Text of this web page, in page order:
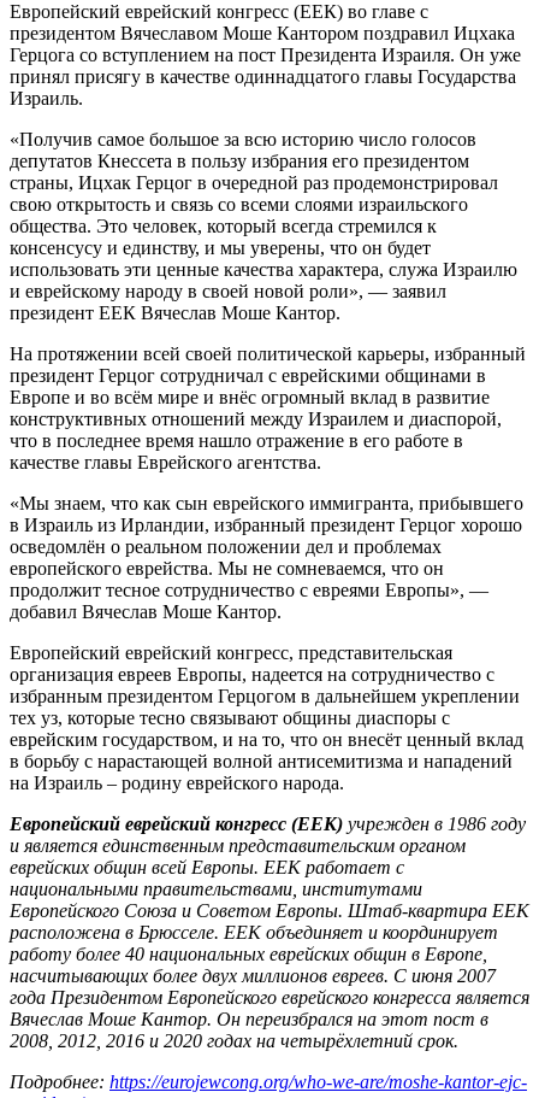
Европейский еврейский конгресс (ЕЕК) во главе с
президентом Вячеславом Моше Кантором поздравил Ицхака
Герцога со вступлением на пост Президента Израиля. Он уже
принял присягу в качестве одиннадцатого главы Государства
Израиль.
«Получив самое большое за всю историю число голосов
депутатов Кнессета в пользу избрания его президентом
страны, Ицхак Герцог в очередной раз продемонстрировал
свою открытость и связь со всеми слоями израильского
общества. Это человек, который всегда стремился к
консенсусу и единству, и мы уверены, что он будет
использовать эти ценные качества характера, служа Израилю
и еврейскому народу в своей новой роли», — заявил
президент ЕЕК Вячеслав Моше Кантор.
На протяжении всей своей политической карьеры, избранный
президент Герцог сотрудничал с еврейскими общинами в
Европе и во всём мире и внёс огромный вклад в развитие
конструктивных отношений между Израилем и диаспорой,
что в последнее время нашло отражение в его работе в
качестве главы Еврейского агентства.
«Мы знаем, что как сын еврейского иммигранта, прибывшего
в Израиль из Ирландии, избранный президент Герцог хорошо
осведомлён о реальном положении дел и проблемах
европейского еврейства. Мы не сомневаемся, что он
продолжит тесное сотрудничество с евреями Европы», —
добавил Вячеслав Моше Кантор.
Европейский еврейский конгресс, представительская
организация евреев Европы, надеется на сотрудничество с
избранным президентом Герцогом в дальнейшем укреплении
тех уз, которые тесно связывают общины диаспоры с
еврейским государством, и на то, что он внесёт ценный вклад
в борьбу с нарастающей волной антисемитизма и нападений
на Израиль – родину еврейского народа.
Европейский еврейский конгресс (ЕЕК) учрежден в 1986 году
и является единственным представительским органом
еврейских общин всей Европы. ЕЕК работает с
национальными правительствами, институтами
Европейского Союза и Советом Европы. Штаб-квартира ЕЕК
расположена в Брюсселе. ЕЕК объединяет и координирует
работу более 40 национальных еврейских общин в Европе,
насчитывающих более двух миллионов евреев. С июня 2007
года Президентом Европейского еврейского конгресса является
Вячеслав Моше Кантор. Он переизбрался на этот пост в
2008, 2012, 2016 и 2020 годах на четырёхлетний срок.
Подробнее: https://eurojewcong.org/who-we-are/moshe-kantor-ejc-